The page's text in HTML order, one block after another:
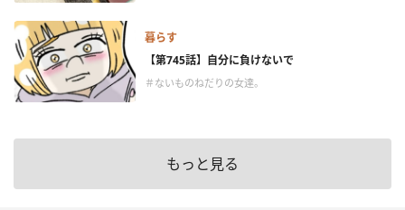
暮らす
【第745話】自分に負けないで
＃ないものねだりの女達。
もっと見る